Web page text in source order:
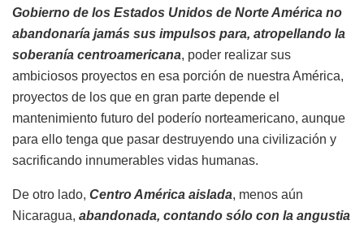
Gobierno de los Estados Unidos de Norte América no
abandonaría jamás sus impulsos para, atropellando la
soberanía centroamericana, poder realizar sus
ambiciosos proyectos en esa porción de nuestra América,
proyectos de los que en gran parte depende el
mantenimiento futuro del poderío norteamericano, aunque
para ello tenga que pasar destruyendo una civilización y
sacrificando innumerables vidas humanas.
De otro lado, Centro América aislada, menos aún
Nicaragua, abandonada, contando sólo con la angustia